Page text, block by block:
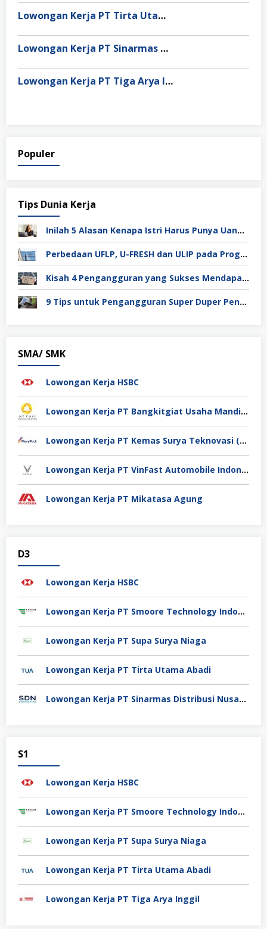
Lowongan Kerja PT Tirta Utama Abadi
Lowongan Kerja PT Sinarmas Distribusi Nusantara
Lowongan Kerja PT Tiga Arya Inggil
Populer
Tips Dunia Kerja
Inilah 5 Alasan Kenapa Istri Harus Punya Uang Sendiri Setelah Menikah
Perbedaan UFLP, U-FRESH dan ULIP pada Program Unilever
Kisah 4 Pengangguran yang Sukses Mendapat Kerja
9 Tips untuk Pengangguran Super Duper Penting
SMA/ SMK
Lowongan Kerja HSBC
Lowongan Kerja PT Bangkitgiat Usaha Mandiri (NT Corp)
Lowongan Kerja PT Kemas Surya Teknovasi (FlexyPack)
Lowongan Kerja PT VinFast Automobile Indonesia
Lowongan Kerja PT Mikatasa Agung
D3
Lowongan Kerja HSBC
Lowongan Kerja PT Smoore Technology Indonesia
Lowongan Kerja PT Supa Surya Niaga
Lowongan Kerja PT Tirta Utama Abadi
Lowongan Kerja PT Sinarmas Distribusi Nusantara
S1
Lowongan Kerja HSBC
Lowongan Kerja PT Smoore Technology Indonesia
Lowongan Kerja PT Supa Surya Niaga
Lowongan Kerja PT Tirta Utama Abadi
Lowongan Kerja PT Tiga Arya Inggil